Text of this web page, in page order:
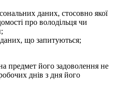
даних, стосовно якої
про володільця чи
що запитуються;
предмет його задоволення не
днів з дня його